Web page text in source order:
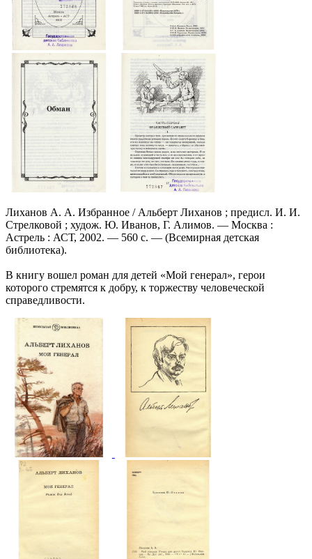
Лиханов А. А. Избранное / Альберт Лиханов ; предисл. И. И.
Стрелковой ; худож. Ю. Иванов, Г. Алимов. — Москва :
Астрель : АСТ, 2002. — 560 с. — (Всемирная детская
библиотека).
В книгу вошел роман для детей «Мой генерал», герои
которого стремятся к добру, к торжеству человеческой
справедливости.